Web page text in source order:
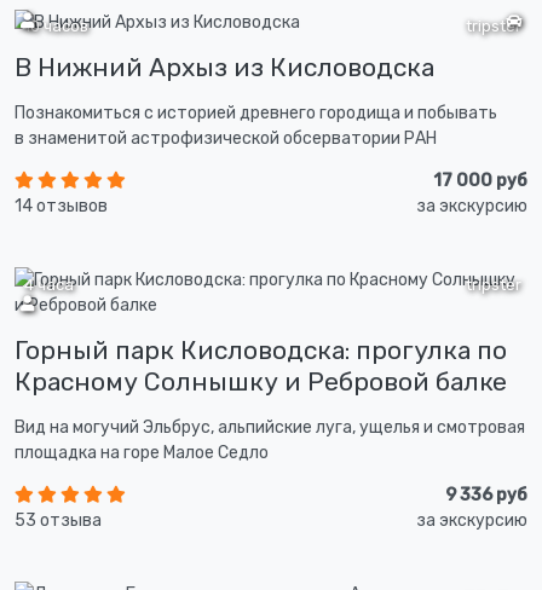
tripster
10 часов
В Нижний Архыз из Кисловодска
Познакомиться с историей древнего городища и побывать
в знаменитой астрофизической обсерватории РАН
14 отзывов
17 000 руб
за экскурсию
tripster
4 часа
Горный парк Кисловодска: прогулка по
Красному Солнышку и Ребровой балке
Вид на могучий Эльбрус, альпийские луга, ущелья и смотровая
площадка на горе Малое Седло
53 отзыва
9 336 руб
за экскурсию